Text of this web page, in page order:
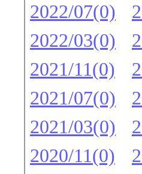
2022/07(0)
2022/03(0)
2021/11(0)
2021/07(0)
2021/03(0)
2020/11(0)